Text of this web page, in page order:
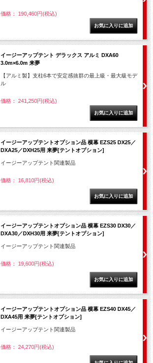
価格： 190,460円(税込)
イージーアップテント デラックス アルミ DXA60
3.0m×6.0m 来夢
【アルミ製】支柱6本で安定感抜群の最上級・最大級モデ
ル
価格： 241,250円(税込)
イージーアップテントオプション品 横幕 EZS25 DX25／
DXA25／DXH25用 来夢[テントオプション]
イージーアップテント関連製品
価格： 16,810円(税込)
イージーアップテントオプション品 横幕 EZS30 DX30／
DXA30／DXH30用 来夢[テントオプション]
イージーアップテント関連製品
価格： 19,600円(税込)
イージーアップテントオプション品 横幕 EZS40 DX45／
DXA45用 来夢[テントオプション]
イージーアップテント関連製品
価格： 24,270円(税込)